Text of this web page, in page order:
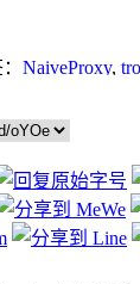
NaiveProxy,